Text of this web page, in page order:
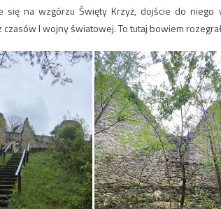
się na wzgórzu Święty Krzyż, dojście do
I wojny światowej. To tutaj bowiem